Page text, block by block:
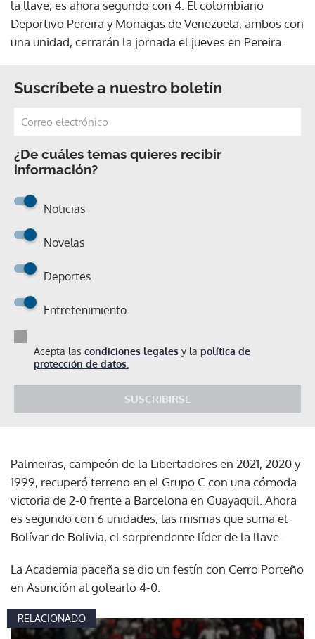
la llave, es ahora segundo con 4. El colombiano
Deportivo Pereira y Monagas de Venezuela, ambos con
una unidad, cerrarán la jornada el jueves en Pereira.
Suscríbete a nuestro boletín
¿De cuáles temas quieres recibir
información?
Noticias
Novelas
Deportes
Entretenimiento
Acepta las condiciones legales y la política de
protección de datos.
SUSCRIBIRSE
Palmeiras, campeón de la Libertadores en 2021, 2020 y
1999, recuperó terreno en el Grupo C con una cómoda
victoria de 2-0 frente a Barcelona en Guayaquil. Ahora
es segundo con 6 unidades, las mismas que suma el
Bolívar de Bolivia, el sorprendente líder de la llave.
La Academia paceña se dio un festín con Cerro Porteño
en Asunción al golearlo 4-0.
RELACIONADO